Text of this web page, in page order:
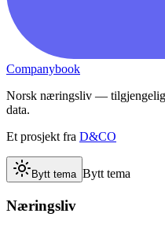
Companybook
Norsk næringsliv — tilgjengelig
data.
Et prosjekt fra D&CO
Bytt tema Bytt tema
Næringsliv